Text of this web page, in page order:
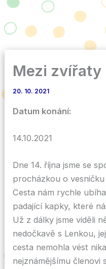
Mezi zvířaty
20. 10. 2021
Datum konání:
14.10.2021
Dne 14. října jsme se
procházkou o vesničku
Cesta nám rychle
padající kapky, které
Už z dálky jsme viděli
nedočkavě s Lenkou,
cesta nemohla vést
nejznámějšímu členovi